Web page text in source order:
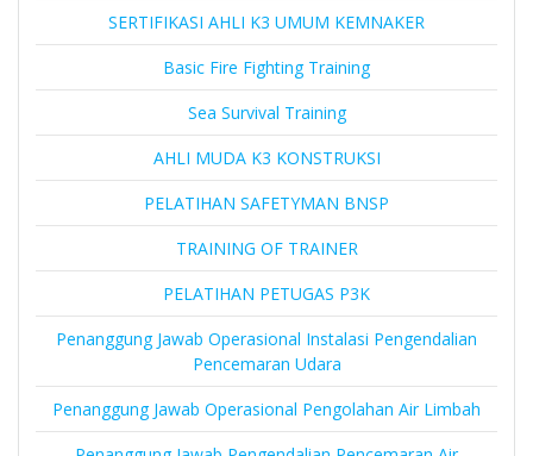
SERTIFIKASI AHLI K3 UMUM KEMNAKER
Basic Fire Fighting Training
Sea Survival Training
AHLI MUDA K3 KONSTRUKSI
PELATIHAN SAFETYMAN BNSP
TRAINING OF TRAINER
PELATIHAN PETUGAS P3K
Penanggung Jawab Operasional Instalasi Pengendalian
Pencemaran Udara
Penanggung Jawab Operasional Pengolahan Air Limbah